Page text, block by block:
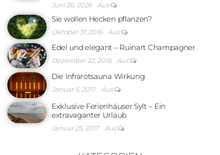
Juni 26, 2026 Aus
Sie wollen Hecken pflanzen?
Oktober 31, 2016 Aus
Edel und elegant – Ruinart Champagner
Dezember 22, 2016 Aus
Die Infrarotsauna Wirkung
Januar 5, 2017 Aus
Exklusive Ferienhäuser Sylt – Ein
extravaganter Urlaub
Januar 25, 2017 Aus